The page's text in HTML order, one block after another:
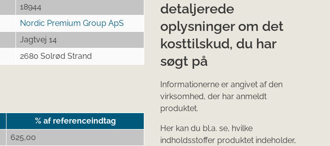
18944
Nordic Premium Group ApS
Jagtvej 14
2680 Solrød Strand
% af referenceindtag
625,00
detaljerede
oplysninger om det
kosttilskud, du har
søgt på
Informationerne er angivet af den
virksomhed, der har anmeldt
produktet.
Her kan du bl.a. se, hvilke
indholdsstoffer produktet indeholder,